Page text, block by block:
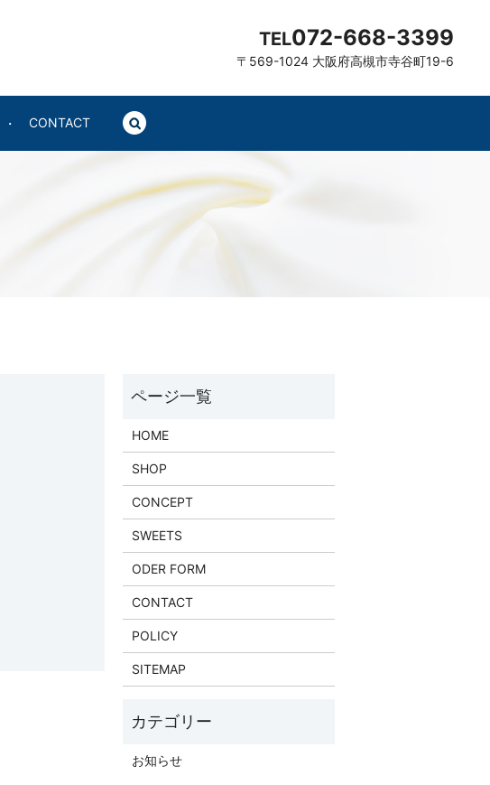
CONTACT
TEL072-668-3399
〒569-1024 大阪府高槻市寺谷町19-6
HOME
SHOP
CONCEPT
SWEETS
ODER FORM
CONTACT
POLICY
SITEMAP
お知らせ